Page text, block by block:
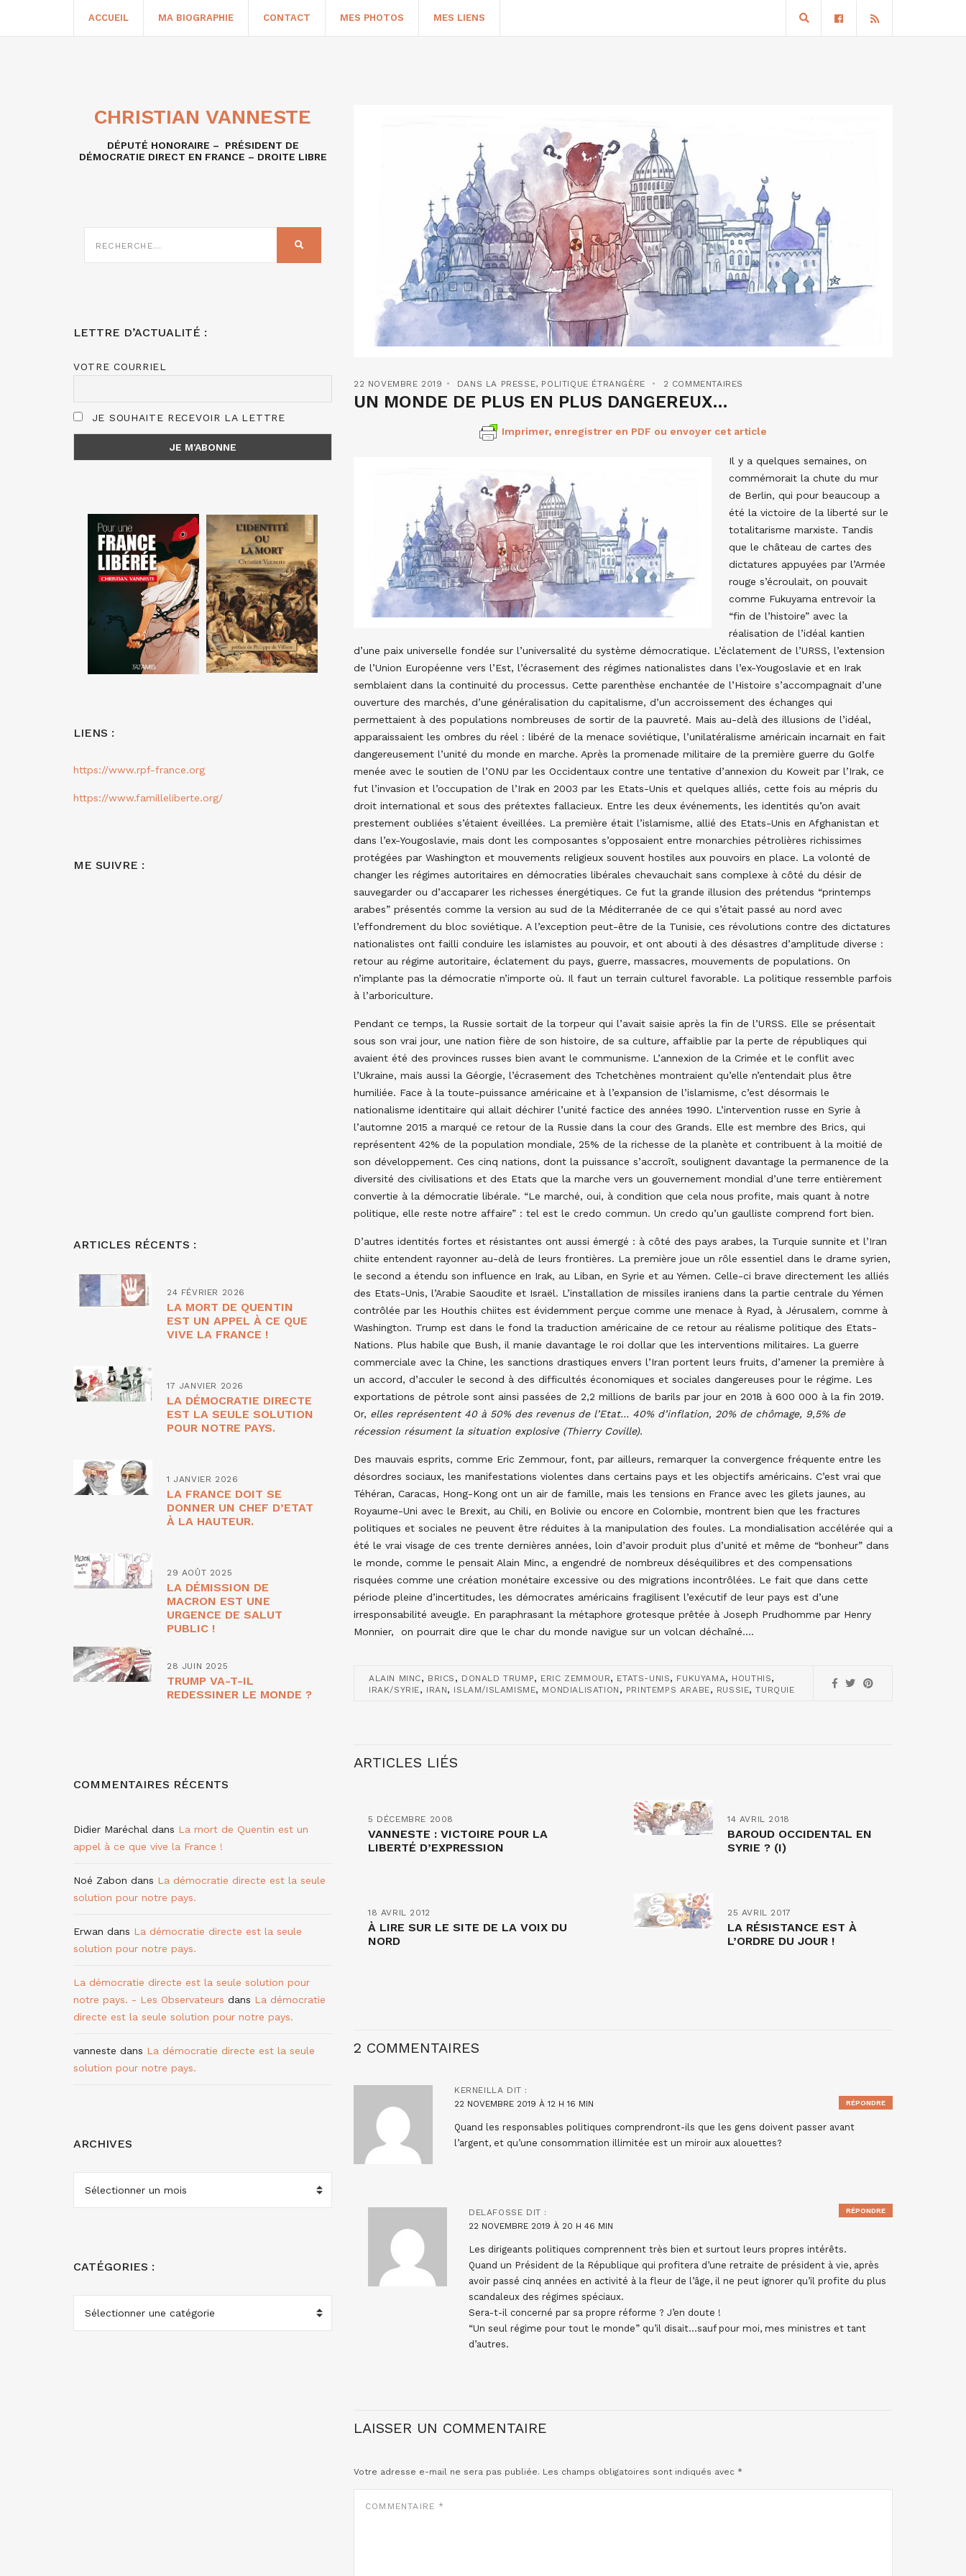
ACCUEIL MA BIOGRAPHIE CONTACT MES PHOTOS MES LIENS
22 NOVEMBRE 2019 DANS LA PRESSE, POLITIQUE ÉTRANGÈRE 2 COMMENTAIRES
UN MONDE DE PLUS EN PLUS DANGEREUX…
Imprimer, enregistrer en PDF ou envoyer cet article
Il y a quelques semaines, on
commémorait la chute du mur
de Berlin, qui pour beaucoup a
été la victoire de la liberté sur le
totalitarisme marxiste. Tandis
que le château de cartes des
dictatures appuyées par l’Armée
rouge s’écroulait, on pouvait
comme Fukuyama entrevoir la
“fin de l’histoire” avec la
réalisation de l’idéal kantien
d’une paix universelle fondée sur l’universalité du système démocratique. L’éclatement de l’URSS, l’extension
de l’Union Européenne vers l’Est, l’écrasement des régimes nationalistes dans l’ex-Yougoslavie et en Irak
semblaient dans la continuité du processus. Cette parenthèse enchantée de l’Histoire s’accompagnait d’une
ouverture des marchés, d’une généralisation du capitalisme, d’un accroissement des échanges qui
permettaient à des populations nombreuses de sortir de la pauvreté. Mais au-delà des illusions de l’idéal,
apparaissaient les ombres du réel : libéré de la menace soviétique, l’unilatéralisme américain incarnait en fait
dangereusement l’unité du monde en marche. Après la promenade militaire de la première guerre du Golfe
menée avec le soutien de l’ONU par les Occidentaux contre une tentative d’annexion du Koweit par l’Irak, ce
fut l’invasion et l’occupation de l’Irak en 2003 par les Etats-Unis et quelques alliés, cette fois au mépris du
droit international et sous des prétextes fallacieux. Entre les deux événements, les identités qu’on avait
prestement oubliées s’étaient éveillées. La première était l’islamisme, allié des Etats-Unis en Afghanistan et
dans l’ex-Yougoslavie, mais dont les composantes s’opposaient entre monarchies pétrolières richissimes
protégées par Washington et mouvements religieux souvent hostiles aux pouvoirs en place. La volonté de
changer les régimes autoritaires en démocraties libérales chevauchait sans complexe à côté du désir de
sauvegarder ou d’accaparer les richesses énergétiques. Ce fut la grande illusion des prétendus “printemps
arabes” présentés comme la version au sud de la Méditerranée de ce qui s’était passé au nord avec
l’effondrement du bloc soviétique. A l’exception peut-être de la Tunisie, ces révolutions contre des dictatures
nationalistes ont failli conduire les islamistes au pouvoir, et ont abouti à des désastres d’amplitude diverse :
retour au régime autoritaire, éclatement du pays, guerre, massacres, mouvements de populations. On
n’implante pas la démocratie n’importe où. Il faut un terrain culturel favorable. La politique ressemble parfois
à l’arboriculture.
Pendant ce temps, la Russie sortait de la torpeur qui l’avait saisie après la fin de l’URSS. Elle se présentait
sous son vrai jour, une nation fière de son histoire, de sa culture, affaiblie par la perte de républiques qui
avaient été des provinces russes bien avant le communisme. L’annexion de la Crimée et le conflit avec
l’Ukraine, mais aussi la Géorgie, l’écrasement des Tchetchènes montraient qu’elle n’entendait plus être
humiliée. Face à la toute-puissance américaine et à l’expansion de l’islamisme, c’est désormais le
nationalisme identitaire qui allait déchirer l’unité factice des années 1990. L’intervention russe en Syrie à
l’automne 2015 a marqué ce retour de la Russie dans la cour des Grands. Elle est membre des Brics, qui
représentent 42% de la population mondiale, 25% de la richesse de la planète et contribuent à la moitié de
son développement. Ces cinq nations, dont la puissance s’accroît, soulignent davantage la permanence de la
diversité des civilisations et des Etats que la marche vers un gouvernement mondial d’une terre entièrement
convertie à la démocratie libérale. “Le marché, oui, à condition que cela nous profite, mais quant à notre
politique, elle reste notre affaire” : tel est le credo commun. Un credo qu’un gaulliste comprend fort bien.
D’autres identités fortes et résistantes ont aussi émergé : à côté des pays arabes, la Turquie sunnite et l’Iran
chiite entendent rayonner au-delà de leurs frontières. La première joue un rôle essentiel dans le drame syrien,
le second a étendu son influence en Irak, au Liban, en Syrie et au Yémen. Celle-ci brave directement les alliés
des Etats-Unis, l’Arabie Saoudite et Israël. L’installation de missiles iraniens dans la partie centrale du Yémen
contrôlée par les Houthis chiites est évidemment perçue comme une menace à Ryad, à Jérusalem, comme à
Washington. Trump est dans le fond la traduction américaine de ce retour au réalisme politique des Etats-
Nations. Plus habile que Bush, il manie davantage le roi dollar que les interventions militaires. La guerre
commerciale avec la Chine, les sanctions drastiques envers l’Iran portent leurs fruits, d’amener la première à
un accord, d’acculer le second à des difficultés économiques et sociales dangereuses pour le régime. Les
exportations de pétrole sont ainsi passées de 2,2 millions de barils par jour en 2018 à 600 000 à la fin 2019.
Or, elles représentent 40 à 50% des revenus de l’Etat… 40% d’inflation, 20% de chômage, 9,5% de
récession résument la situation explosive (Thierry Coville).
Des mauvais esprits, comme Eric Zemmour, font, par ailleurs, remarquer la convergence fréquente entre les
désordres sociaux, les manifestations violentes dans certains pays et les objectifs américains. C’est vrai que
Téhéran, Caracas, Hong-Kong ont un air de famille, mais les tensions en France avec les gilets jaunes, au
Royaume-Uni avec le Brexit, au Chili, en Bolivie ou encore en Colombie, montrent bien que les fractures
politiques et sociales ne peuvent être réduites à la manipulation des foules. La mondialisation accélérée qui a
été le vrai visage de ces trente dernières années, loin d’avoir produit plus d’unité et même de “bonheur” dans
le monde, comme le pensait Alain Minc, a engendré de nombreux déséquilibres et des compensations
risquées comme une création monétaire excessive ou des migrations incontrôlées. Le fait que dans cette
période pleine d’incertitudes, les démocrates américains fragilisent l’exécutif de leur pays est d’une
irresponsabilité aveugle. En paraphrasant la métaphore grotesque prêtée à Joseph Prudhomme par Henry
Monnier, on pourrait dire que le char du monde navigue sur un volcan déchaîné….
ALAIN MINC, BRICS , DONALD TRUMP, ERIC ZEMMOUR, ETATS-UNIS, FUKUYAMA, HOUTHIS,
IRAK/SYRIE, IRAN, ISLAM/ISLAMISME, MONDIALISATION , PRINTEMPS ARABE, RUSSIE,TURQUIE
ARTICLES LIÉS
5 DÉCEMBRE 2008
VANNESTE : VICTOIRE POUR LA
LIBERTÉ D’EXPRESSION
14 AVRIL 2018
BAROUD OCCIDENTAL EN
SYRIE ? (I)
18 AVRIL 2012
À LIRE SUR LE SITE DE LA VOIX DU
NORD
25 AVRIL 2017
LA RÉSISTANCE EST À
L’ORDRE DU JOUR !
2 COMMENTAIRES
KERNEILLA DIT :
22 NOVEMBRE 2019 À 12 H 16 MIN
Quand les responsables politiques comprendront-ils que les gens doivent passer avant
l’argent, et qu’une consommation illimitée est un miroir aux alouettes?
RÉPONDRE
DELAFOSSE DIT :
22 NOVEMBRE 2019 À 20 H 46 MIN
Les dirigeants politiques comprennent très bien et surtout leurs propres intérêts.
Quand un Président de la République qui profitera d’une retraite de président à vie, après
avoir passé cinq années en activité à la fleur de l’âge, il ne peut ignorer qu’il profite du plus
scandaleux des régimes spéciaux.
Sera-t-il concerné par sa propre réforme ? J’en doute !
“Un seul régime pour tout le monde” qu’il disait…sauf pour moi, mes ministres et tant
d’autres.
RÉPONDRE
LAISSER UN COMMENTAIRE
Votre adresse e-mail ne sera pas publiée. Les champs obligatoires sont indiqués avec *
COMMENTAIRE
CHRISTIAN VANNESTE
DÉPUTÉ HONORAIRE – PRÉSIDENT DE
DÉMOCRATIE DIRECT EN FRANCE – DROITE LIBRE
SUR
LETTRE D’ACTUALITÉ :
VOTRE COURRIEL
JE SOUHAITE RECEVOIR LA LETTRE
LIENS :
https://www.rpf-france.org
https://www.familleliberte.org/
ME SUIVRE :
ARTICLES RÉCENTS :
24 FÉVRIER 2026
LA MORT DE QUENTIN
EST UN APPEL À CE QUE
VIVE LA FRANCE !
17 JANVIER 2026
LA DÉMOCRATIE DIRECTE
EST LA SEULE SOLUTION
POUR NOTRE PAYS.
1 JANVIER 2026
LA FRANCE DOIT SE
DONNER UN CHEF D’ETAT
À LA HAUTEUR.
29 AOÛT 2025
LA DÉMISSION DE
MACRON EST UNE
URGENCE DE SALUT
PUBLIC !
28 JUIN 2025
TRUMP VA-T-IL
REDESSINER LE MONDE ?
COMMENTAIRES RÉCENTS
Didier Maréchal dans La mort de Quentin est un
appel à ce que vive la France !
Noé Zabon dans La démocratie directe est la seule
solution pour notre pays.
Erwan dans La démocratie directe est la seule
solution pour notre pays.
La démocratie directe est la seule solution pour
notre pays. - Les Observateurs dans La démocratie
directe est la seule solution pour notre pays.
vanneste dans La démocratie directe est la seule
solution pour notre pays.
ARCHIVES
ARCHIVES
CATÉGORIES :
CATÉGORIES